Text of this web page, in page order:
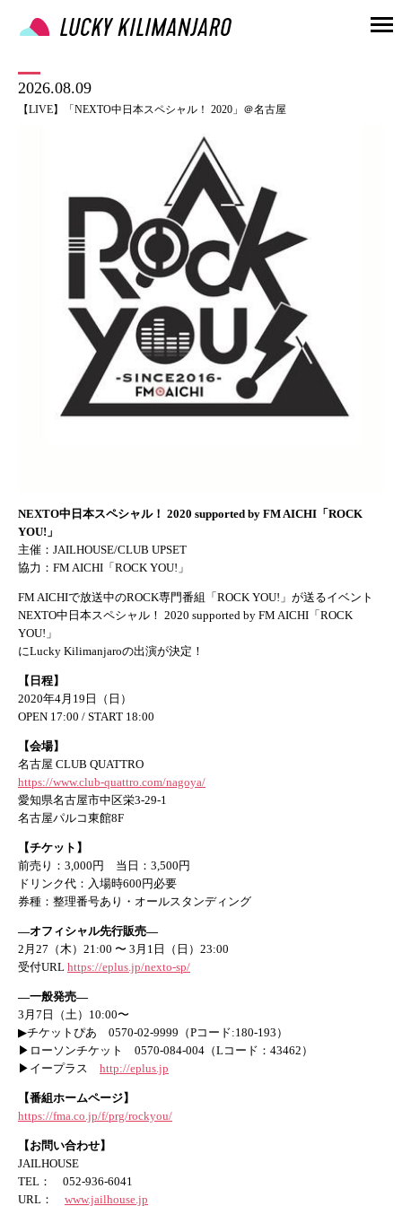
2026.08.09
【LIVE】「NEXTO中日本スペシャル！ 2020」＠名古屋
NEXTO中日本スペシャル！ 2020 supported by FM AICHI「ROCK
YOU!」
主催：JAILHOUSE/CLUB UPSET
協力：FM AICHI「ROCK YOU!」
FM AICHIで放送中のROCK専門番組「ROCK YOU!」が送るイベント
NEXTO中日本スペシャル！ 2020 supported by FM AICHI「ROCK
YOU!」
にLucky Kilimanjaroの出演が決定！
【日程】
2020年4月19日（日）
OPEN 17:00 / START 18:00
【会場】
名古屋 CLUB QUATTRO
https://www.club-quattro.com/nagoya/
愛知県名古屋市中区栄3-29-1
名古屋パルコ東館8F
【チケット】
前売り：3,000円 当日：3,500円
ドリンク代：入場時600円必要
券種：整理番号あり・オールスタンディング
—オフィシャル先行販売—
2月27（木）21:00 〜 3月1日（日）23:00
受付URL https://eplus.jp/nexto-sp/
—一般発売—
3月7日（土）10:00〜
▶チケットぴあ 0570-02-9999（Pコード:180-193）
▶ローソンチケット 0570-084-004（Lコード：43462）
▶イープラス http://eplus.jp
【番組ホームページ】
https://fma.co.jp/f/prg/rockyou/
【お問い合わせ】
JAILHOUSE
TEL： 052-936-6041
URL： www.jailhouse.jp